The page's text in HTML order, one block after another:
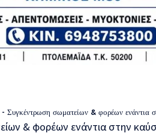
- Συγκέντρωση σωματείων & φορέων ενάντια